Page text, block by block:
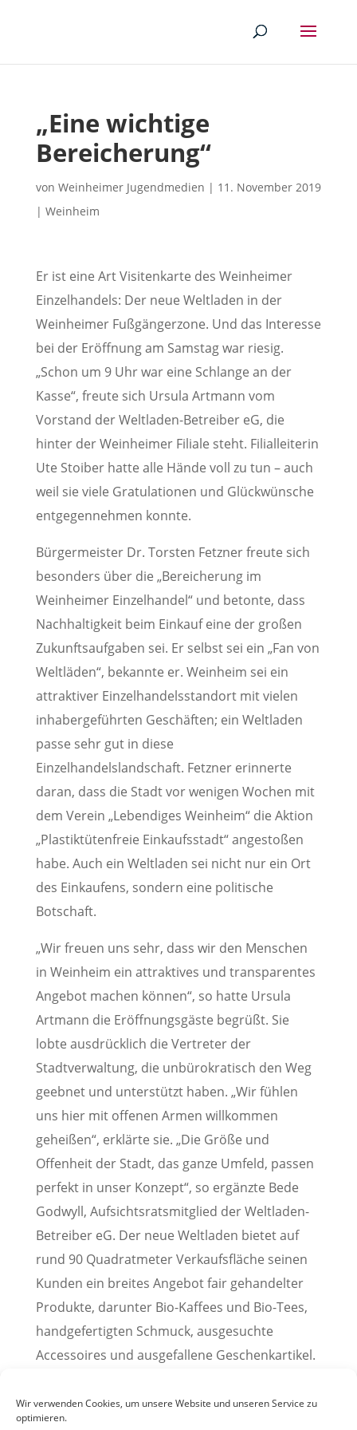
Wir verwenden Cookies, um unsere Website und unseren Service zu
optimieren.
„Eine wichtige
Bereicherung“
von Weinheimer Jugendmedien | 11. November 2019
| Weinheim
Er ist eine Art Visitenkarte des Weinheimer
Einzelhandels: Der neue Weltladen in der
Weinheimer Fußgängerzone. Und das Interesse
bei der Eröffnung am Samstag war riesig.
„Schon um 9 Uhr war eine Schlange an der
Kasse“, freute sich Ursula Artmann vom
Vorstand der Weltladen-Betreiber eG, die
hinter der Weinheimer Filiale steht. Filialleiterin
Ute Stoiber hatte alle Hände voll zu tun – auch
weil sie viele Gratulationen und Glückwünsche
entgegennehmen konnte.
Bürgermeister Dr. Torsten Fetzner freute sich
besonders über die „Bereicherung im
Weinheimer Einzelhandel“ und betonte, dass
Nachhaltigkeit beim Einkauf eine der großen
Zukunftsaufgaben sei. Er selbst sei ein „Fan von
Weltläden“, bekannte er. Weinheim sei ein
attraktiver Einzelhandelsstandort mit vielen
inhabergeführten Geschäften; ein Weltladen
passe sehr gut in diese
Einzelhandelslandschaft. Fetzner erinnerte
daran, dass die Stadt vor wenigen Wochen mit
dem Verein „Lebendiges Weinheim“ die Aktion
„Plastiktütenfreie Einkaufsstadt“ angestoßen
habe. Auch ein Weltladen sei nicht nur ein Ort
des Einkaufens, sondern eine politische
Botschaft.
„Wir freuen uns sehr, dass wir den Menschen
in Weinheim ein attraktives und transparentes
Angebot machen können“, so hatte Ursula
Artmann die Eröffnungsgäste begrüßt. Sie
lobte ausdrücklich die Vertreter der
Stadtverwaltung, die unbürokratisch den Weg
geebnet und unterstützt haben. „Wir fühlen
uns hier mit offenen Armen willkommen
geheißen“, erklärte sie. „Die Größe und
Offenheit der Stadt, das ganze Umfeld, passen
perfekt in unser Konzept“, so ergänzte Bede
Godwyll, Aufsichtsratsmitglied der Weltladen-
Betreiber eG. Der neue Weltladen bietet auf
rund 90 Quadratmeter Verkaufsfläche seinen
Kunden ein breites Angebot fair gehandelter
Produkte, darunter Bio-Kaffees und Bio-Tees,
handgefertigten Schmuck, ausgesuchte
Accessoires und ausgefallene Geschenkartikel.
Pressemitteilung der Stadt Weinheim